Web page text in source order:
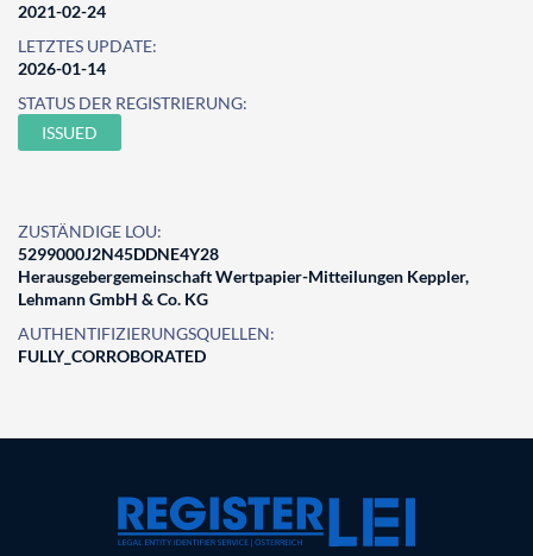
2021-02-24
LETZTES UPDATE:
2026-01-14
STATUS DER REGISTRIERUNG:
ISSUED
ZUSTÄNDIGE LOU:
5299000J2N45DDNE4Y28
Herausgebergemeinschaft Wertpapier-Mitteilungen Keppler,
Lehmann GmbH & Co. KG
AUTHENTIFIZIERUNGSQUELLEN:
FULLY_CORROBORATED